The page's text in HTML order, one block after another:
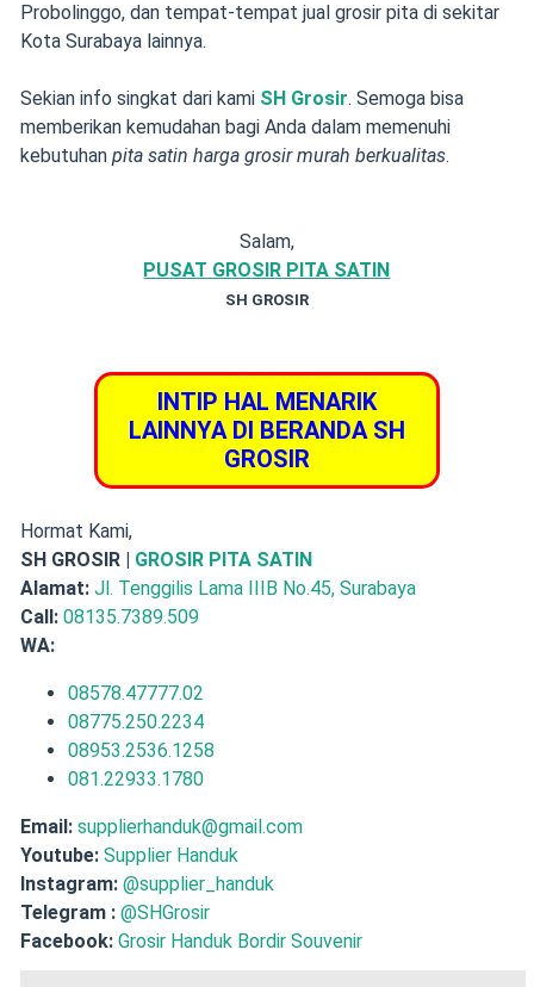
Probolinggo, dan tempat-tempat jual grosir pita di sekitar
Kota Surabaya lainnya.
Sekian info singkat dari kami SH Grosir. Semoga bisa
memberikan kemudahan bagi Anda dalam memenuhi
kebutuhanpita satin harga grosir murah berkualitas.
Salam,
PUSAT GROSIR PITA SATIN
SH GROSIR
INTIP HAL MENARIK
LAINNYA DI BERANDA SH
GROSIR
Hormat Kami,
SH GROSIR | GROSIR PITA SATIN
Alamat: Jl. Tenggilis Lama IIIB No.45, Surabaya
Call: 08135.7389.509
WA:
08578.47777.02
08775.250.2234
08953.2536.1258
081.22933.1780
Email: supplierhanduk@gmail.com
Youtube: Supplier Handuk
Instagram: @supplier_handuk
Telegram : @SHGrosir
Facebook: Grosir Handuk Bordir Souvenir